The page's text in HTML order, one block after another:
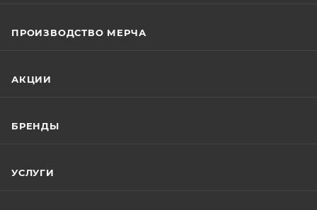
ПРОИЗВОДСТВО МЕРЧА
АКЦИИ
БРЕНДЫ
УСЛУГИ